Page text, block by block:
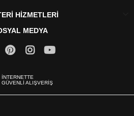
HİZMETLERİ
MEDYA
İNTERNETTE
GÜVENLİ ALIŞVERİŞ